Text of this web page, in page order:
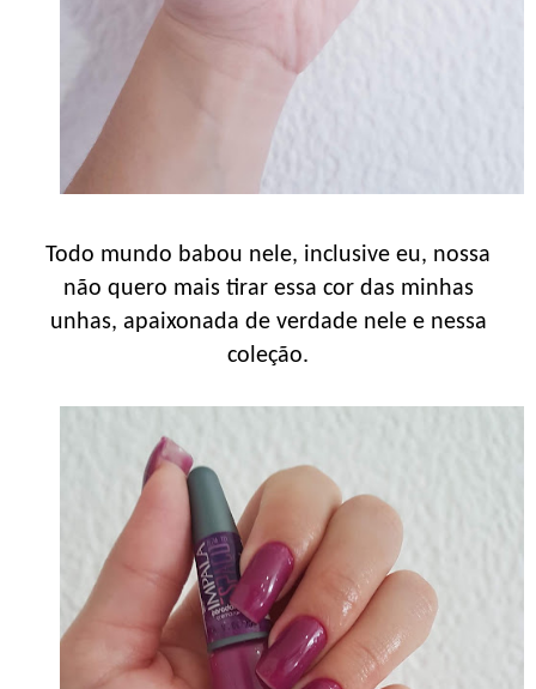
Todo mundo babou nele, inclusive eu, nossa
não quero mais tirar essa cor das minhas
unhas, apaixonada de verdade nele e nessa
coleção.